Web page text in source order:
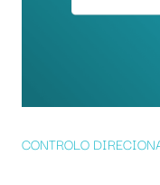
CONTROLO